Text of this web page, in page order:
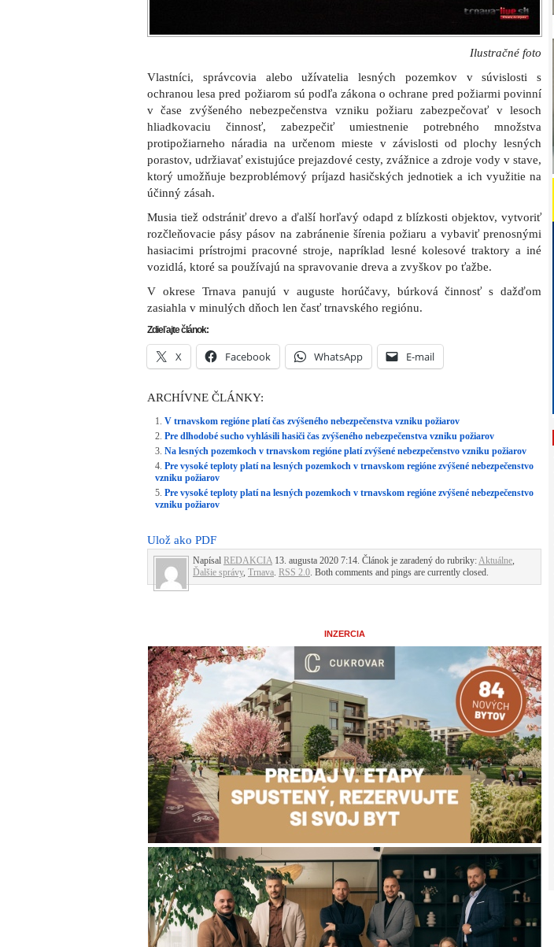
V okrese Trnava panujú v auguste horúčavy, búrková činnosť s dažďom
zasiahla v minulých dňoch len časť trnavského regiónu.
X Facebook WhatsApp E-mail
ARCHÍVNE ČLÁNKY:
V trnavskom regióne platí čas zvýšeného nebezpečenstva vzniku požiarov
Pre dlhodobé sucho vyhlásili hasiči čas zvýšeného nebezpečenstva vzniku požiarov
Na lesných pozemkoch v trnavskom regióne platí zvýšené nebezpečenstvo vzniku požiarov
Pre vysoké teploty platí na lesných pozemkoch v trnavskom regióne zvýšené nebezpečenstvo
Pre vysoké teploty platí na lesných pozemkoch v trnavskom regióne zvýšené nebezpečenstvo
vzniku požiarov
Ulož ako PDF
Napísal REDAKCIA 13. augusta 2020 7:14. Článok je zaradený do rubriky:Aktuálne ,
Ďalšie správy, Trnava. RSS 2.0. Both comments and pings are currently closed.
INZERCIA